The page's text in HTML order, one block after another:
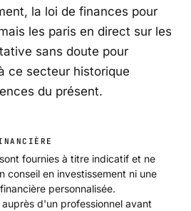
la loi de finances pour
les paris en direct sur les
sans doute pour
ce secteur historique
du présent.
fournies à titre indicatif et ne
conseil en investissement ni une
personnalisée.
d'un professionnel avant